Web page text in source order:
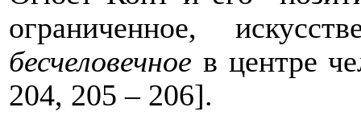
ограниченное,
бесчеловечное в центре
204, 205 – 206].